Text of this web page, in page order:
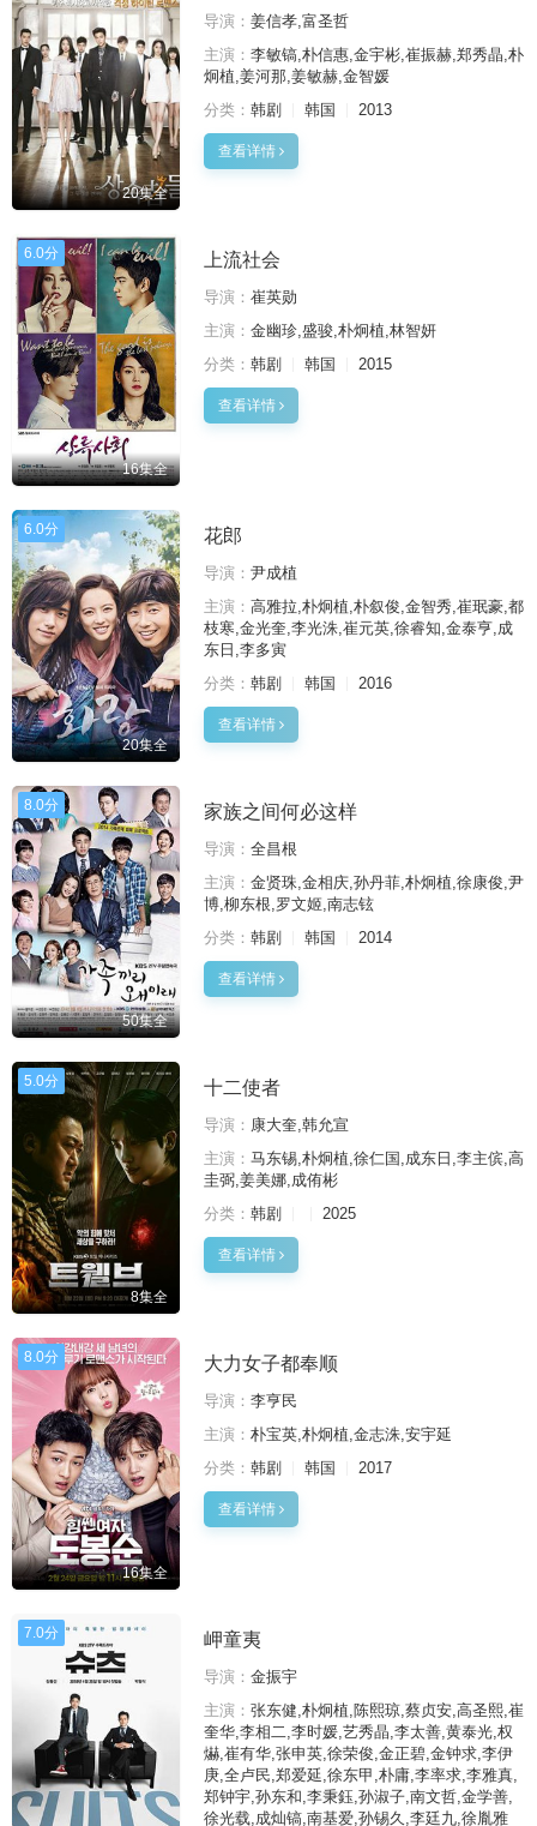
20集全
导演： 姜信孝,富圣哲
主演： 李敏镐,朴信惠,金宇彬,崔振赫,郑秀晶,朴
炯植,姜河那,姜敏赫,金智媛
分类： 韩剧 韩国 2013
查看详情
6.0分
16集全
上流社会
导演： 崔英勋
主演： 金幽珍,盛骏,朴炯植,林智妍
分类： 韩剧 韩国 2015
查看详情
6.0分
20集全
花郎
导演： 尹成植
主演： 高雅拉,朴炯植,朴叙俊,金智秀,崔珉豪,都
枝寒,金光奎,李光洙,崔元英,徐睿知,金泰亨,成
东日,李多寅
分类： 韩剧 韩国 2016
查看详情
8.0分
50集全
家族之间何必这样
导演： 全昌根
主演： 金贤珠,金相庆,孙丹菲,朴炯植,徐康俊,尹
博,柳东根,罗文姬,南志铉
分类： 韩剧 韩国 2014
查看详情
5.0分
8集全
十二使者
导演： 康大奎,韩允宣
主演： 马东锡,朴炯植,徐仁国,成东日,李主傧,高
圭弼,姜美娜,成侑彬
分类： 韩剧 2025
查看详情
8.0分
16集全
大力女子都奉顺
导演： 李亨民
主演： 朴宝英,朴炯植,金志洙,安宇延
分类： 韩剧 韩国 2017
查看详情
7.0分 岬童夷
导演： 金振宇
主演： 张东健,朴炯植,陈熙琼,蔡贞安,高圣熙,崔
奎华,李相二,李时媛,艺秀晶,李太善,黄泰光,权
爀,崔有华,张申英,徐荣俊,金正碧,金钟求,李伊
庚,全卢民,郑爱延,徐东甲,朴庸,李率求,李雅真,
郑钟宇,孙东和,李秉鈺,孙淑子,南文哲,金学善,
徐光载,成灿镐,南基爱,孙锡久,李廷九,徐胤雅